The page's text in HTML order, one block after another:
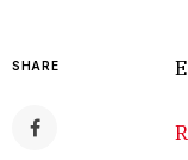
SHARE